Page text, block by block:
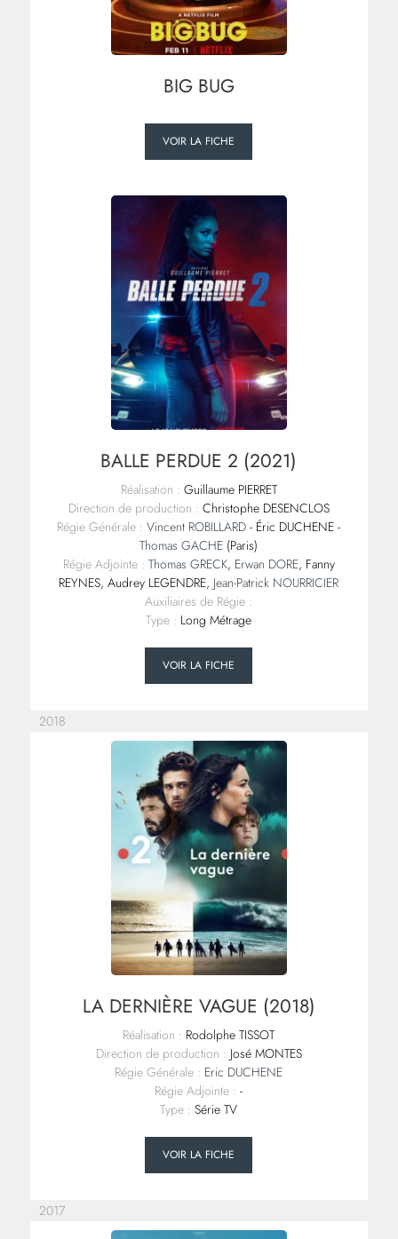
BIG BUG
VOIR LA FICHE
BALLE PERDUE 2 (2021)
Réalisation : Guillaume PIERRET
Direction de production : Christophe DESENCLOS
Régie Générale : Vincent ROBILLARD - Éric DUCHENE -
Thomas GACHE (Paris)
Régie Adjointe : Thomas GRECK, Erwan DORE, Fanny
REYNES, Audrey LEGENDRE, Jean-Patrick NOURRICIER
Auxiliaires de Régie :
Type : Long Métrage
VOIR LA FICHE
2018
LA DERNIÈRE VAGUE (2018)
Réalisation : Rodolphe TISSOT
Direction de production : José MONTES
Régie Générale : Eric DUCHENE
Régie Adjointe : -
Type : Série TV
VOIR LA FICHE
2017